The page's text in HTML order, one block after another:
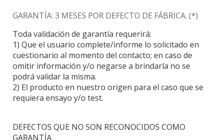
GARANTÍA: 3 MESES POR DEFECTO DE FÁBRICA. (*)
Toda validación de garantía requerirá:
1) Que el usuario complete/informe lo solicitado en
cuestionario al momento del contacto; en caso de
omitir información y/o negarse a brindarla no se
podrá validar la misma.
2) El producto en nuestro origen para el caso que se
requiera ensayo y/o test.
DEFECTOS QUE NO SON RECONOCIDOS COMO
GARANTÍA